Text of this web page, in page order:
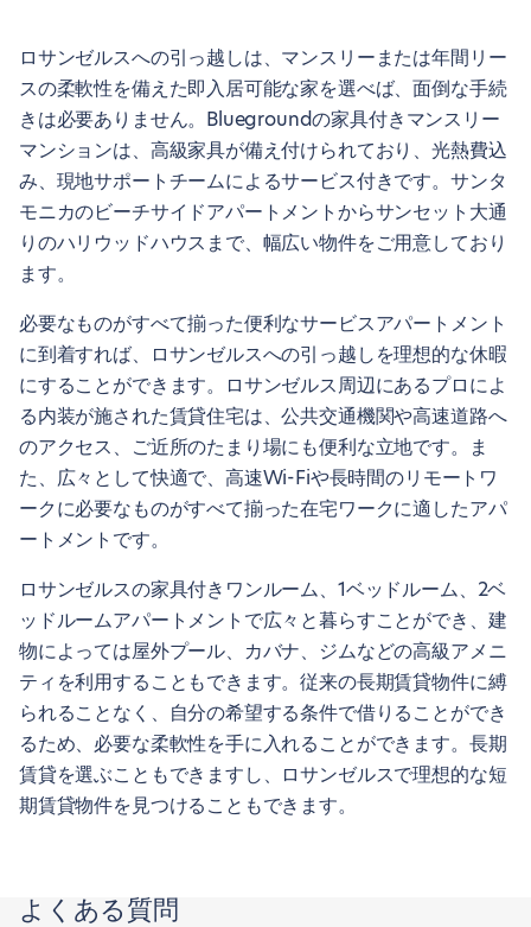
ロサンゼルスへの引っ越しは、マンスリーまたは年間リー
スの柔軟性を備えた即入居可能な家を選べば、面倒な手続
きは必要ありません。Bluegroundの家具付きマンスリー
マンションは、高級家具が備え付けられており、光熱費込
み、現地サポートチームによるサービス付きです。サンタ
モニカのビーチサイドアパートメントからサンセット大通
りのハリウッドハウスまで、幅広い物件をご用意しており
ます。
必要なものがすべて揃った便利なサービスアパートメント
に到着すれば、ロサンゼルスへの引っ越しを理想的な休暇
にすることができます。ロサンゼルス周辺にあるプロによ
る内装が施された賃貸住宅は、公共交通機関や高速道路へ
のアクセス、ご近所のたまり場にも便利な立地です。ま
た、広々として快適で、高速Wi-Fiや長時間のリモートワ
ークに必要なものがすべて揃った在宅ワークに適したアパ
ートメントです。
ロサンゼルスの家具付きワンルーム、1ベッドルーム、2ベ
ッドルームアパートメントで広々と暮らすことができ、建
物によっては屋外プール、カバナ、ジムなどの高級アメニ
ティを利用することもできます。従来の長期賃貸物件に縛
られることなく、自分の希望する条件で借りることができ
るため、必要な柔軟性を手に入れることができます。長期
賃貸を選ぶこともできますし、ロサンゼルスで理想的な短
期賃貸物件を見つけることもできます。
よくある質問